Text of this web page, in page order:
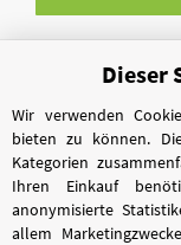
Dieser
Wir verwenden
bieten zu können.
Kategorien
Ihren Einkauf
anonymisierte
allem